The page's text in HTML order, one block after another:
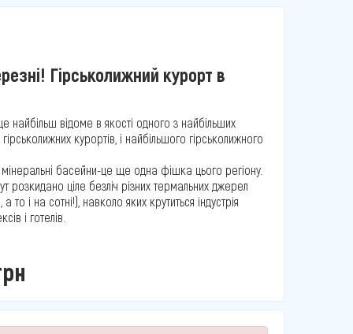
Гірськолижний курорт в
найбільш відоме в якості одного з найбільших
курортів, і найбільшого гірськолижного
басейни-це ще одна фішка цього регіону.
розкидано ціле безліч різних термальних джерел
то і на сотні!), навколо яких крутиться індустрія
і готелів.